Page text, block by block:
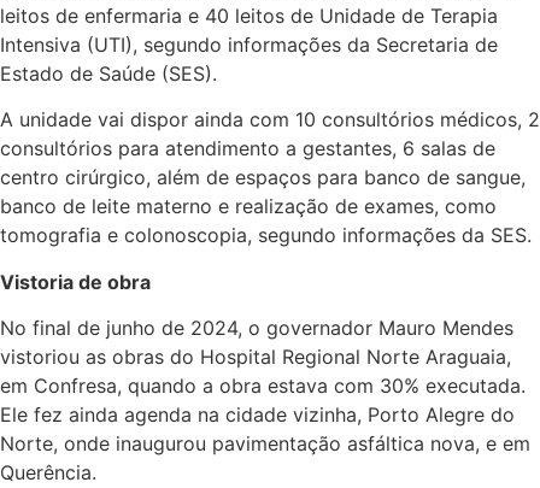
leitos de enfermaria e 40 leitos de Unidade de Terapia
Intensiva (UTI), segundo informações da Secretaria de
Estado de Saúde (SES).
A unidade vai dispor ainda com 10 consultórios médicos, 2
consultórios para atendimento a gestantes, 6 salas de
centro cirúrgico, além de espaços para banco de sangue,
banco de leite materno e realização de exames, como
tomografia e colonoscopia, segundo informações da SES.
Vistoria de obra
No final de junho de 2024, o governador Mauro Mendes
vistoriou as obras do Hospital Regional Norte Araguaia,
em Confresa, quando a obra estava com 30% executada.
Ele fez ainda agenda na cidade vizinha, Porto Alegre do
Norte, onde inaugurou pavimentação asfáltica nova, e em
Querência.